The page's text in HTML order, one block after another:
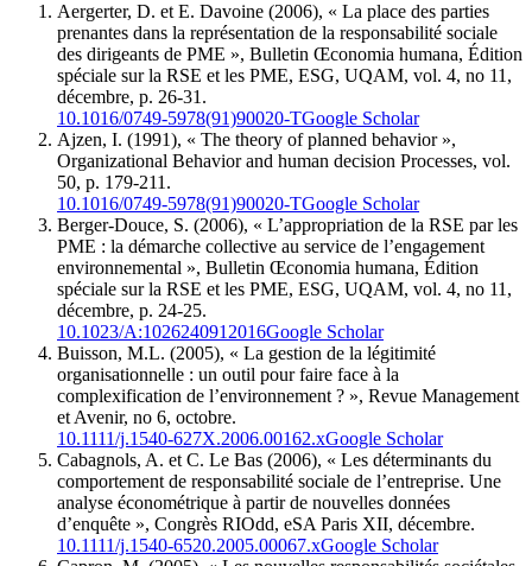
Aergerter, D. et E. Davoine (2006), « La place des parties
prenantes dans la représentation de la responsabilité sociale
des dirigeants de PME », Bulletin Œconomia humana, Édition
spéciale sur la RSE et les PME, ESG, UQAM, vol. 4, no 11,
décembre, p. 26-31.
10.1016/0749-5978(91)90020-TGoogle Scholar
Ajzen, I. (1991), « The theory of planned behavior »,
Organizational Behavior and human decision Processes, vol.
50, p. 179-211.
10.1016/0749-5978(91)90020-TGoogle Scholar
Berger-Douce, S. (2006), « L’appropriation de la RSE par les
PME : la démarche collective au service de l’engagement
environnemental », Bulletin Œconomia humana, Édition
spéciale sur la RSE et les PME, ESG, UQAM, vol. 4, no 11,
décembre, p. 24-25.
10.1023/A:1026240912016Google Scholar
Buisson, M.L. (2005), « La gestion de la légitimité
organisationnelle : un outil pour faire face à la
complexification de l’environnement ? », Revue Management
et Avenir, no 6, octobre.
10.1111/j.1540-627X.2006.00162.xGoogle Scholar
Cabagnols, A. et C. Le Bas (2006), « Les déterminants du
comportement de responsabilité sociale de l’entreprise. Une
analyse économétrique à partir de nouvelles données
d’enquête », Congrès RIOdd, eSA Paris XII, décembre.
10.1111/j.1540-6520.2005.00067.xGoogle Scholar